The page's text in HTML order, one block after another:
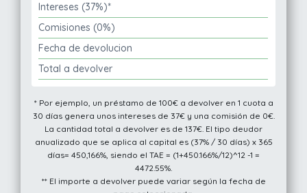
Intereses (37%)*
Comisiones (0%)
Fecha de devolucion
Total a devolver
* Por ejemplo, un préstamo de 100€ a devolver en 1 cuota a
30 días genera unos intereses de 37€ y una comisión de 0€.
La cantidad total a devolver es de 137€. El tipo deudor
anualizado que se aplica al capital es (37% / 30 días) x 365
días= 450,166%, siendo el TAE = (1+450.166%/12)^12 -1 =
4472.55%.
** El importe a devolver puede variar según la fecha de